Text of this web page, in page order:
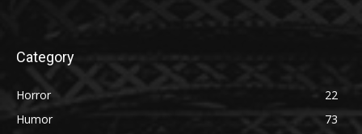
Category
Horror
22
Humor
73